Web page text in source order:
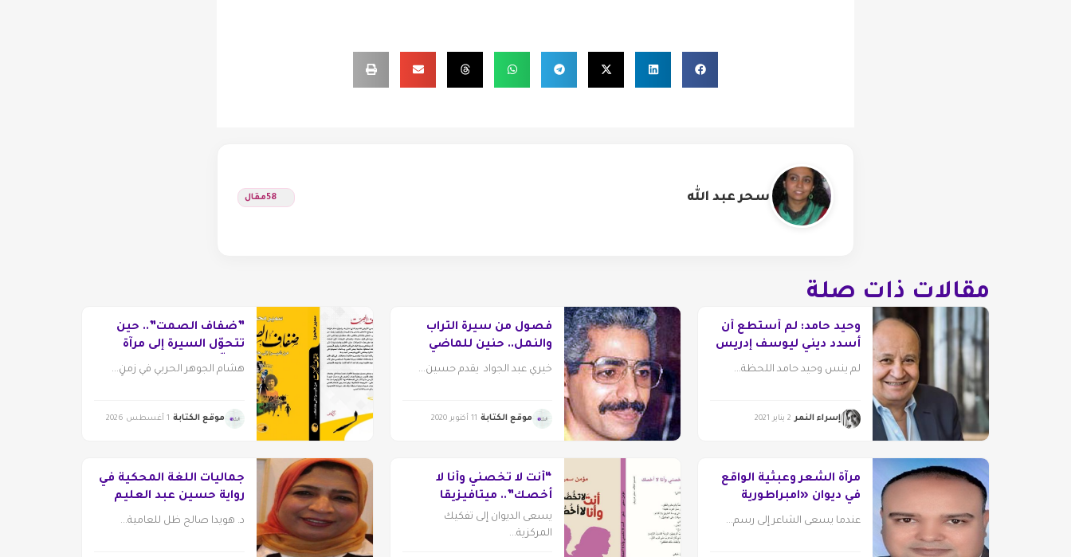
سحر عبد الله 58مقال
مقالات ذات صلة
وحيد حامد: لم أستطع أن
أسدد ديني ليوسف إدريس
لم ينس وحيد حامد اللحظة...
إسراء النمر 2 يناير 2021
فصول من سيرة التراب
والنمل.. حنين للماضي
الجميل
خيري عبد الجواد يقدم حسين...
موقع الكتابة 11 أكتوبر 2020
‎”ضفاف الصمت”.. حين
تتحوّل السيرة إلى مرآة
تتكلّم
هشام الجوهر الحربي في زمنٍ...
موقع الكتابة 1 أغسطس 2026
مرآة الشعر وعبثية الواقع
في ديوان «امبراطورية
الحوائط»
عندما يسعى الشاعر إلى رسم...
“أنت لا تخصني وأنا لا
أخصك”.. ميتافيزيقا
الأشياء اليومية
يسعى الديوان إلى تفكيك
المركزية...
جماليات اللغة المحكية في
رواية حسين عبد العليم
د. هويدا صالح ظل للعامية...